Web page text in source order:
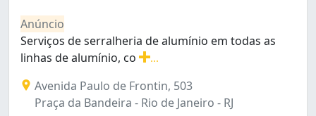
Higienópolis (3)
Inhaúma (6)
Inhoaíba (3)
Itanhangá (7)
Jacarepaguá (12)
Anúncio
Serviços de serralheria de alumínio em todas as
linhas de alumínio, co
Avenida Paulo de Frontin, 503
Praça da Bandeira - Rio de Janeiro - RJ